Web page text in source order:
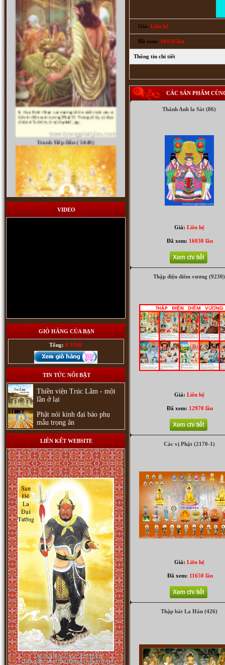
Tranh Tiếp Dẫn ( 5849)
Quan Thế Âm Nam Hải (1869)
Phật Adida (327)
VIDEO
GIỎ HÀNG CỦA BẠN
Tổng: 0 VNĐ
TIN TỨC NỔI BẬT
Thiền viện Trúc Lâm - một
lần ở lại
Phật nói kinh đại báo phụ
mẫu trọng ân
LIÊN KẾT WEBSITE
Giá: Liên hệ
Đã xem: 10418 lần
Thông tin chi tiết
CÁC SẢN PHẨM
Thánh Anh la Sát (86)
Giá: Liên hệ
Đã xem: 16030 lần
Thập điện diêm vương (9230)
Giá: Liên hệ
Đã xem: 12970 lần
Các vị Phật (2170-1)
Giá: Liên hệ
Đã xem: 11650 lần
Thập bát La Hán (426)